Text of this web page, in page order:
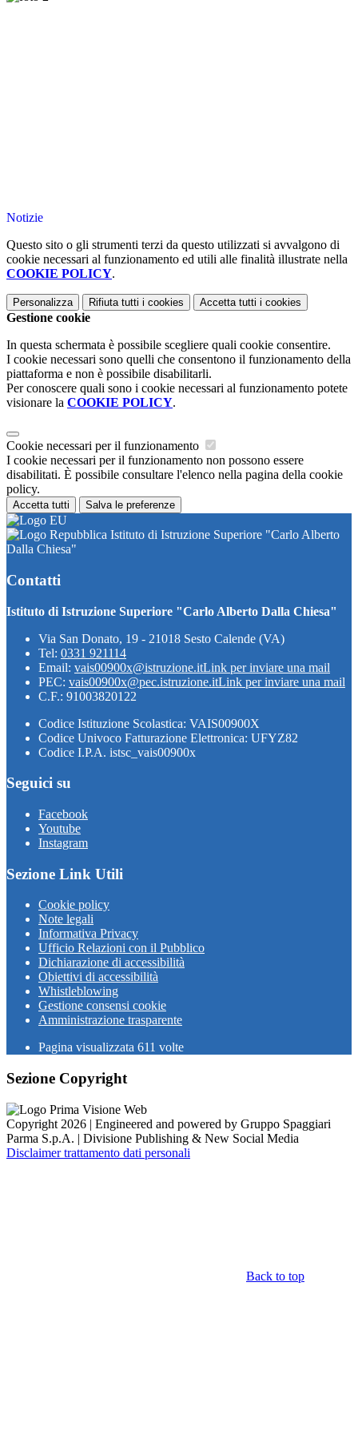
Notizie
Questo sito o gli strumenti terzi da questo utilizzati si avvalgono di
cookie necessari al funzionamento ed utili alle finalità illustrate nella
COOKIE POLICY.
Personalizza Rifiuta tutti i cookies Accetta tutti i cookies
Gestione cookie
In questa schermata è possibile scegliere quali cookie consentire.
I cookie necessari sono quelli che consentono il funzionamento della
piattaforma e non è possibile disabilitarli.
Per conoscere quali sono i cookie necessari al funzionamento potete
visionare la COOKIE POLICY.
Cookie necessari per il funzionamento
I cookie necessari per il funzionamento non possono essere
disabilitati. È possibile consultare l'elenco nella pagina della cookie
policy.
Accetta tutti Salva le preferenze
Istituto di Istruzione Superiore "Carlo Alberto
Dalla Chiesa"
Contatti
Istituto di Istruzione Superiore "Carlo Alberto Dalla Chiesa"
Via San Donato, 19 - 21018 Sesto Calende (VA)
Tel: 0331 921114
Email: vais00900x@istruzione.itLink per inviare una mail
PEC: vais00900x@pec.istruzione.itLink per inviare una mail
C.F.: 91003820122
Codice Istituzione Scolastica: VAIS00900X
Codice Univoco Fatturazione Elettronica: UFYZ82
Codice I.P.A. istsc_vais00900x
Seguici su
Facebook
Youtube
Instagram
Sezione Link Utili
Cookie policy
Note legali
Informativa Privacy
Ufficio Relazioni con il Pubblico
Dichiarazione di accessibilità
Obiettivi di accessibilità
Whistleblowing
Gestione consensi cookie
Amministrazione trasparente
Pagina visualizzata 611 volte
Sezione Copyright
Copyright 2026 | Engineered and powered by Gruppo Spaggiari
Parma S.p.A. | Divisione Publishing & New Social Media
Disclaimer trattamento dati personali
Back to top